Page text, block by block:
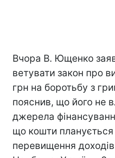
Вчора В. Ющенко
ветувати закон про
грн на боротьбу з
пояснив, що його не
джерела
що кошти планується
перевищення